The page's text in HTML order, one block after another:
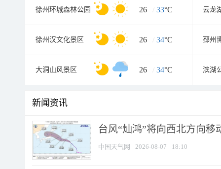
徐州环城森林公园 26 / 33°C 云龙
徐州汉文化景区 26 / 34°C 邳州
大洞山风景区 26 / 34°C 滨湖
新闻资讯
台风“灿鸿”将向西北方向移
中国天气网 2026-08-07 18:10